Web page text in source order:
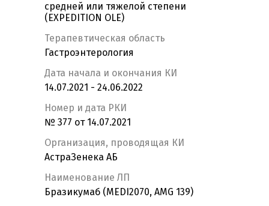
средней или тяжелой степени
(EXPEDITION OLE)
Терапевтическая область
Гастроэнтерология
Дата начала и окончания КИ
14.07.2021 - 24.06.2022
Номер и дата РКИ
№ 377 от 14.07.2021
Организация, проводящая КИ
АстраЗенека АБ
Наименование ЛП
Бразикумаб (MEDI2070, AMG 139)